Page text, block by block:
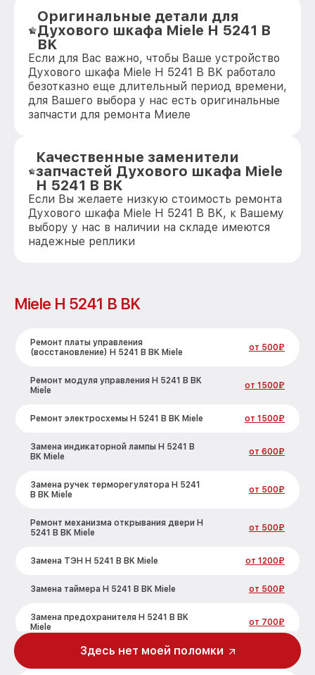
Оригинальные детали для
Духового шкафа Miele H 5241 B
BK
Если для Вас важно, чтобы Ваше устройство
Духового шкафа Miele H 5241 B BK работало
безотказно еще длительный период времени,
для Вашего выбора у нас есть оригинальные
запчасти для ремонта Миеле
Качественные заменители
запчастей Духового шкафа Miele
H 5241 B BK
Если Вы желаете низкую стоимость ремонта
Духового шкафа Miele H 5241 B BK, к Вашему
выбору у нас в наличии на складе имеются
надежные реплики
Miele H 5241 B BK
Ремонт платы управления
(восстановление) H 5241 B BK Miele
от 500₽
Ремонт модуля управления H 5241 B BK
Miele
от 1500₽
Ремонт электросхемы H 5241 B BK Miele от 1500₽
Замена индикаторной лампы H 5241 B
BK Miele
от 600₽
Замена ручек терморегулятора H 5241
B BK Miele
от 500₽
Ремонт механизма открывания двери H
5241 B BK Miele
от 500₽
Замена ТЭН H 5241 B BK Miele от 1200₽
Замена таймера H 5241 B BK Miele от 500₽
Замена предохранителя H 5241 B BK
Miele
от 700₽
Замена шнура питания H 5241 B BK Miele
Здесь нет моей поломки